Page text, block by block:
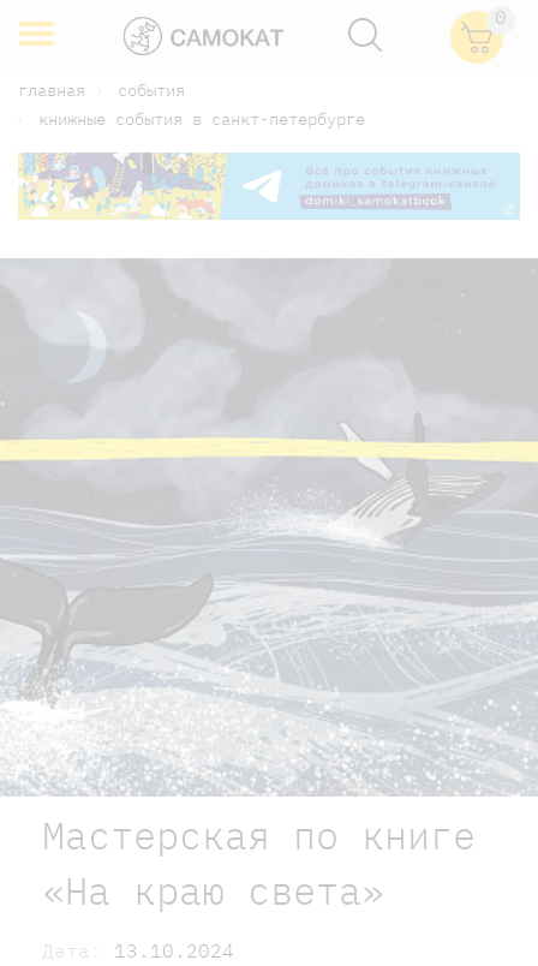
0
главная
события
книжные события в санкт-петербурге
Мастерская по книге
«На краю света»
Дата: 13.10.2024